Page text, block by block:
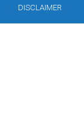
DISCLAIMER